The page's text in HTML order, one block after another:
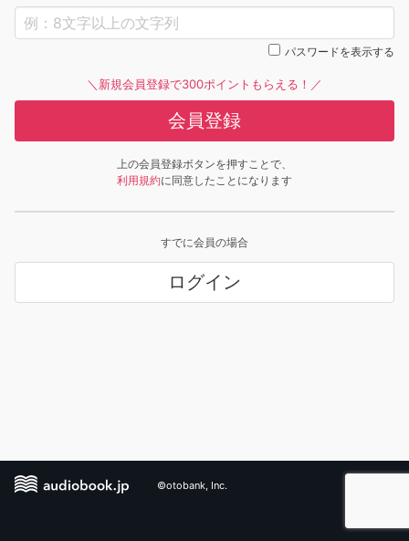
パスワードを表示する
＼新規会員登録で300ポイントもらえる！／
会員登録
上の会員登録ボタンを押すことで、
利用規約に同意したことになります
すでに会員の場合
ログイン
©otobank, Inc.